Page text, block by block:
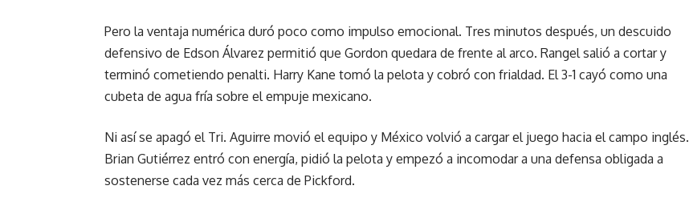
Pero la ventaja numérica duró poco como impulso emocional. Tres minutos después, un descuido
defensivo de Edson Álvarez permitió que Gordon quedara de frente al arco. Rangel salió a cortar y
terminó cometiendo penalti. Harry Kane tomó la pelota y cobró con frialdad. El 3-1 cayó como una
cubeta de agua fría sobre el empuje mexicano.
Ni así se apagó el Tri. Aguirre movió el equipo y México volvió a cargar el juego hacia el campo inglés.
Brian Gutiérrez entró con energía, pidió la pelota y empezó a incomodar a una defensa obligada a
sostenerse cada vez más cerca de Pickford.